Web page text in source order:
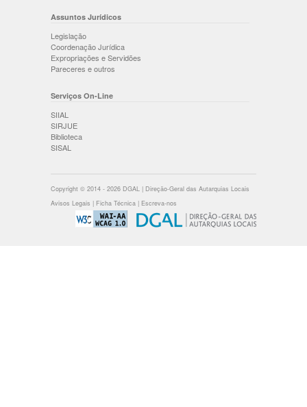
Assuntos Jurídicos
Legislação
Coordenação Jurídica
Expropriações e Servidões
Pareceres e outros
Serviços On-Line
SIIAL
SIRJUE
Biblioteca
SISAL
Copyright © 2014 - 2026 DGAL | Direção-Geral das Autarquias Locais
Avisos Legais | Ficha Técnica | Escreva-nos